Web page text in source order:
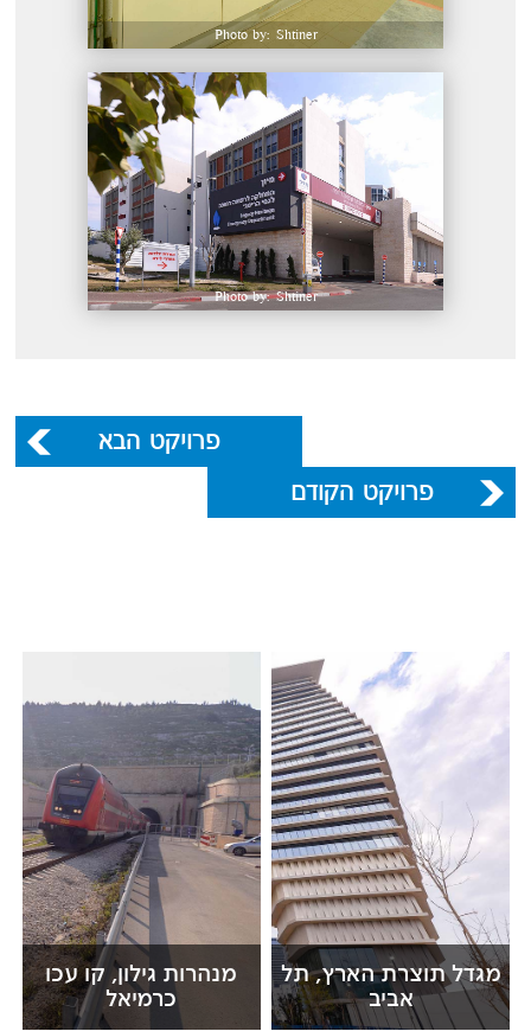
Photo by: Shtiner
Photo by: Shtiner
פרויקט הבא
פרויקט הקודם
מגדל תוצרת הארץ, תל
אביב
מנהרות גילון, קו עכו
כרמיאל